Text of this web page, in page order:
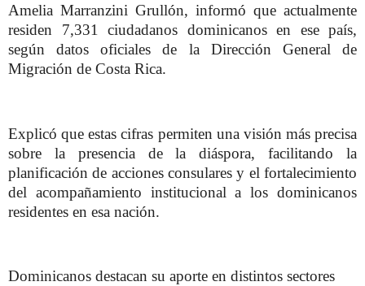
Amelia Marranzini Grullón, informó que actualmente
residen 7,331 ciudadanos dominicanos en ese país,
según datos oficiales de la Dirección General de
Migración de Costa Rica.
Explicó que estas cifras permiten una visión más precisa
sobre la presencia de la diáspora, facilitando la
planificación de acciones consulares y el fortalecimiento
del acompañamiento institucional a los dominicanos
residentes en esa nación.
Dominicanos destacan su aporte en distintos sectores